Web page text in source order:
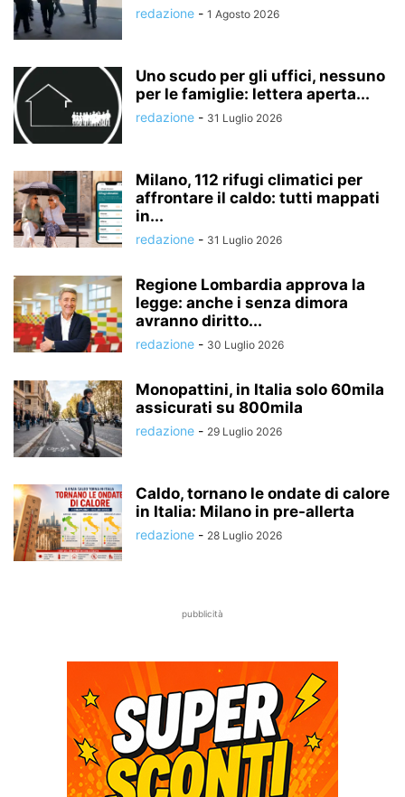
redazione - 1 Agosto 2026
Uno scudo per gli uffici, nessuno
per le famiglie: lettera aperta...
redazione - 31 Luglio 2026
Milano, 112 rifugi climatici per
affrontare il caldo: tutti mappati
in...
redazione - 31 Luglio 2026
Regione Lombardia approva la
legge: anche i senza dimora
avranno diritto...
redazione - 30 Luglio 2026
Monopattini, in Italia solo 60mila
assicurati su 800mila
redazione - 29 Luglio 2026
Caldo, tornano le ondate di calore
in Italia: Milano in pre-allerta
redazione - 28 Luglio 2026
pubblicità